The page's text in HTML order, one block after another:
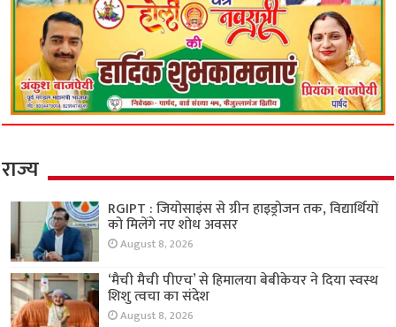
राज्य
RGIPT : जियोसाइंस से ग्रीन हाइड्रोजन तक, विद्यार्थियों
को मिलेंगे नए शोध अवसर
August 8, 2026
‘मैची मैची पीएच’ से हिमालया बेबीकेयर ने दिया स्वस्थ
शिशु त्वचा का संदेश
August 8, 2026